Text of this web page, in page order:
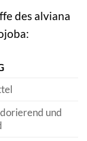
des alviana
und